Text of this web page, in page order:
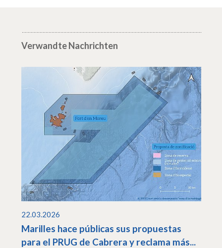
Verwandte Nachrichten
22.03.2026
Marilles hace públicas sus propuestas
para el PRUG de Cabrera y reclama más...